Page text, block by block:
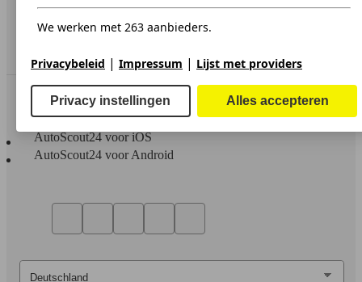
Service
In contact te blijven
AutoScout24 voor iOS
AutoScout24 voor Android
We werken met 263 aanbieders.
Privacybeleid | Impressum | Lijst met providers
Privacy instellingen Alles accepteren